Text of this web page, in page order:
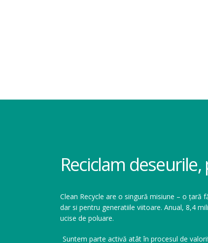
Reciclam
Clean Recycle are o singură misiune – o țară
dar si pentru generatiile viitoare. Anual, 8,4
ucise de poluare.
Suntem parte activă atât în procesul de